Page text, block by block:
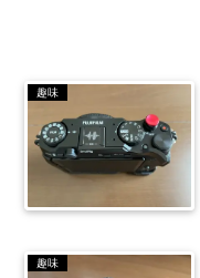
趣味
趣味